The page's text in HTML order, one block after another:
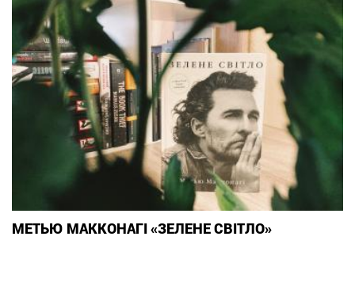
МЕТЬЮ МАККОНАГІ «ЗЕЛЕНЕ СВІТЛО»